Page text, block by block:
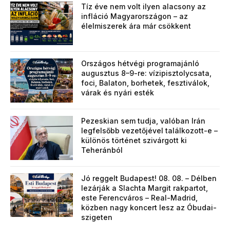
Tíz éve nem volt ilyen alacsony az
infláció Magyarországon – az
élelmiszerek ára már csökkent
Országos hétvégi programajánló
augusztus 8–9-re: vízipisztolycsata,
foci, Balaton, borhetek, fesztiválok,
várak és nyári esték
Pezeskian sem tudja, valóban Irán
legfelsőbb vezetőjével találkozott-e –
különös történet szivárgott ki
Teheránból
Jó reggelt Budapest! 08. 08. – Délben
lezárják a Slachta Margit rakpartot,
este Ferencváros – Real-Madrid,
közben nagy koncert lesz az Óbudai-
szigeten